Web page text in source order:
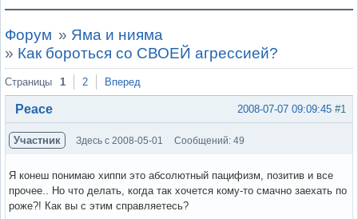
Форум » Яма и нияма
» Как бороться со СВОЕЙ агрессией?
Страницы 1 2 Вперед
#1
2008-07-07 09:09:45
Peace
Участник Здесь с 2008-05-01 Сообщений: 49
Я конеш понимаю хиппи это абсолютный пацифизм, позитив и все
прочее.. Но что делать, когда так хочется кому-то смачно заехать по
роже?! Как вы с этим справляетесь?